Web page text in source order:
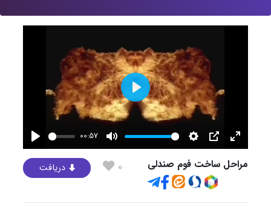
Play
00:57
Mute Settings
PIP Enter
Play
مراحل ساخت فوم صندلی 0 دریافت